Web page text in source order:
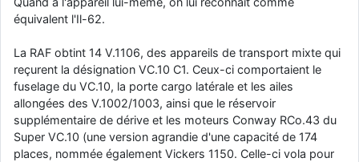
équivalent l'Il-62.
La RAF obtint 14 V.1106, des appareils de transport mixte qui
reçurent la désignation VC.10 C1. Ceux-ci comportaient le
fuselage du VC.10, la porte cargo latérale et les ailes
allongées des V.1002/1003, ainsi que le réservoir
supplémentaire de dérive et les moteurs Conway RCo.43 du
Super VC.10 (une version agrandie d'une capacité de 174
places, nommée également Vickers 1150. Celle-ci vola pour